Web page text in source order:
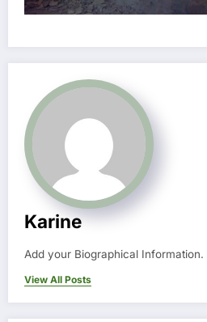
Karine
Add your Biographical Information.
View All Posts